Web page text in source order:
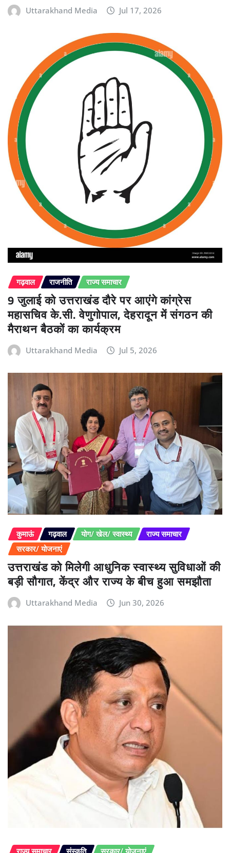
Uttarakhand Media Jul 17, 2026
गढ़वाल राजनीति राज्य समाचार
9 जुलाई को उत्तराखंड दौरे पर आएंगे कांग्रेस
महासचिव के.सी. वेणुगोपाल, देहरादून में संगठन की
मैराथन बैठकों का कार्यक्रम
Uttarakhand Media Jul 5, 2026
कुमाऊं गढ़वाल योग/ खेल/ स्वास्थ्य
राज्य समाचार
सरकार/ योजनाएं
उत्तराखंड को मिलेगी आधुनिक स्वास्थ्य सुविधाओं की
बड़ी सौगात, केंद्र और राज्य के बीच हुआ समझौता
Uttarakhand Media Jun 30, 2026
राज्य समाचार संस्कृति सरकार/ योजनाएं